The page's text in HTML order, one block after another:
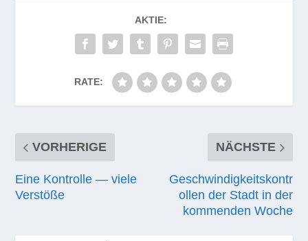
AKTIE:
RATE:
VORHERIGE
Eine Kontrolle — viele
Verstöße
NÄCHSTE
Geschwindigkeitskontr
ollen der Stadt in der
kommenden Woche